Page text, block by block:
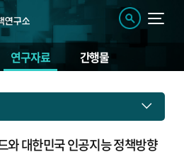
연구자료 간행물
와 대한민국 인공지능 정책방향